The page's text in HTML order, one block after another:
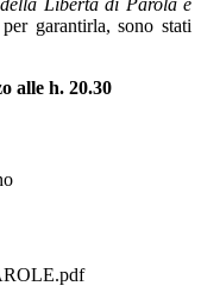
Libertà di Parola e
garantirla, sono stati
alle h. 20.30